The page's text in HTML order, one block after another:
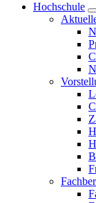
Hochschule